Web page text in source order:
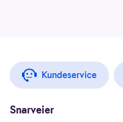
Kundeservice
Snarveier